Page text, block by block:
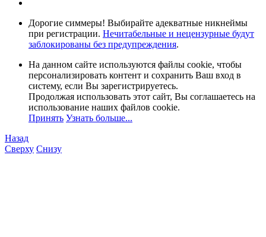
Дорогие симмеры! Выбирайте адекватные никнеймы
при регистрации. Нечитабельные и нецензурные будут
заблокированы без предупреждения.
На данном сайте используются файлы cookie, чтобы
персонализировать контент и сохранить Ваш вход в
систему, если Вы зарегистрируетесь.
Продолжая использовать этот сайт, Вы соглашаетесь на
использование наших файлов cookie.
Принять Узнать больше...
Назад
Сверху Снизу